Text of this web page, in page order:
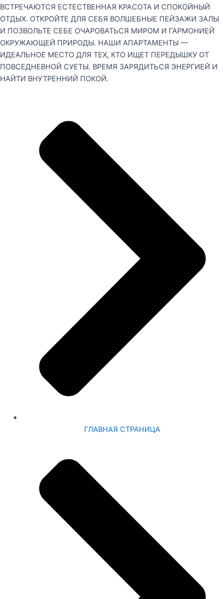
ВСТРЕЧАЮТСЯ ЕСТЕСТВЕННАЯ КРАСОТА И СПОКОЙНЫЙ
ОТДЫХ. ОТКРОЙТЕ ДЛЯ СЕБЯ ВОЛШЕБНЫЕ ПЕЙЗАЖИ ЗАЛЫ
И ПОЗВОЛЬТЕ СЕБЕ ОЧАРОВАТЬСЯ МИРОМ И ГАРМОНИЕЙ
ОКРУЖАЮЩЕЙ ПРИРОДЫ. НАШИ АПАРТАМЕНТЫ —
ИДЕАЛЬНОЕ МЕСТО ДЛЯ ТЕХ, КТО ИЩЕТ ПЕРЕДЫШКУ ОТ
ПОВСЕДНЕВНОЙ СУЕТЫ. ВРЕМЯ ЗАРЯДИТЬСЯ ЭНЕРГИЕЙ И
НАЙТИ ВНУТРЕННИЙ ПОКОЙ.
ГЛАВНАЯ СТРАНИЦА